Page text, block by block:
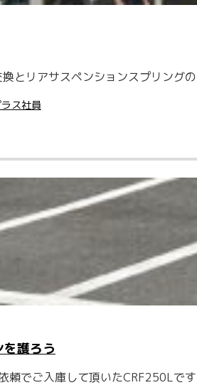
とリアサスペンションスプリン
ス社員
護ろう
頼でご入庫して頂いたCRF250Lで